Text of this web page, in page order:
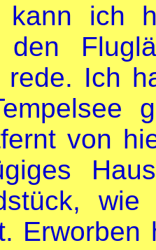
kann ich
den
rede. Ich
von